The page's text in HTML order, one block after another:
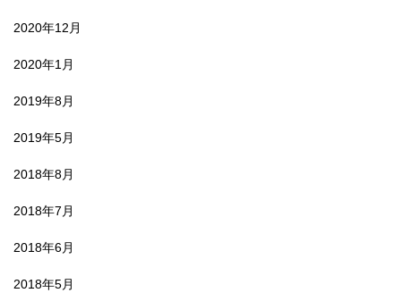
2020年12月
2020年1月
2019年8月
2019年5月
2018年8月
2018年7月
2018年6月
2018年5月